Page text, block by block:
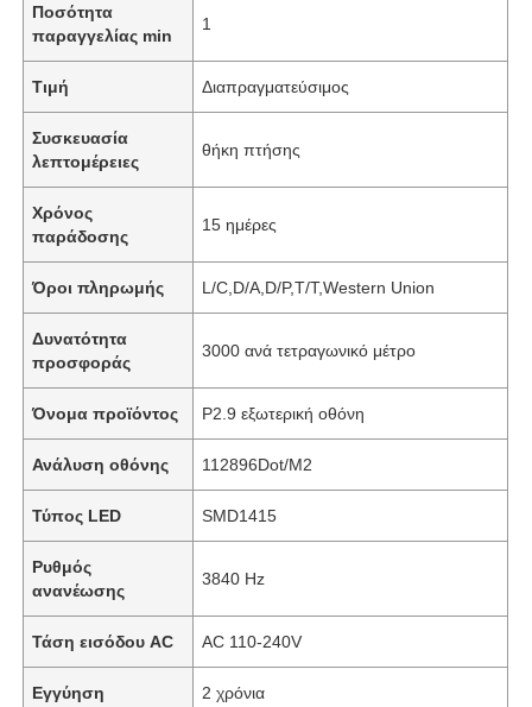
Ποσότητα
παραγγελίας min
1
Τιμή Διαπραγματεύσιμος
Συσκευασία
λεπτομέρειες
θήκη πτήσης
Χρόνος
παράδοσης
15 ημέρες
Όροι πληρωμής L/C,D/A,D/P,T/T,Western Union
Δυνατότητα
προσφοράς
3000 ανά τετραγωνικό μέτρο
Όνομα προϊόντος P2.9 εξωτερική οθόνη
Ανάλυση οθόνης 112896Dot/M2
Τύπος LED SMD1415
Ρυθμός
ανανέωσης
3840 Hz
Τάση εισόδου AC AC 110-240V
Εγγύηση 2 χρόνια